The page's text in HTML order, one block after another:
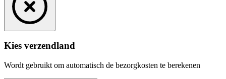
Kies verzendland
Wordt gebruikt om automatisch de bezorgkosten te berekenen